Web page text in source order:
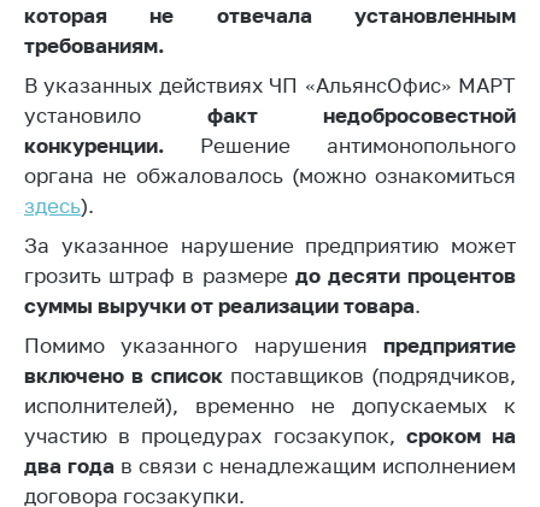
Сообщить о росте
медицинские
изделия
Контакты
Адрес и режим
Приемная
Министра
Горячая линия
Пресс-служба
Вышестоящий
государственный
орган
которая не отвечала установленным
требованиям.
В указанных действиях ЧП «АльянсОфис» МАРТ
установило факт недобросовестной
конкуренции. Решение антимонопольного
органа не обжаловалось (можно ознакомиться
здесь).
За указанное нарушение предприятию может
грозить штраф в размере до десяти процентов
суммы выручки от реализации товара.
Помимо указанного нарушения предприятие
включено в список поставщиков (подрядчиков,
исполнителей), временно не допускаемых к
участию в процедурах госзакупок, сроком на
два года в связи с ненадлежащим исполнением
договора госзакупки.